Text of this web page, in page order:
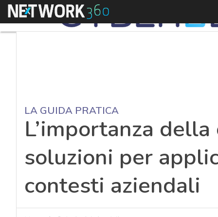
Menu
LA GUIDA PRATICA
L’importanza
soluzioni per
contesti aziendali